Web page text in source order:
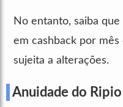
No entanto, saiba
em cashback por
sujeita a alterações.
Anuidade do Ripio